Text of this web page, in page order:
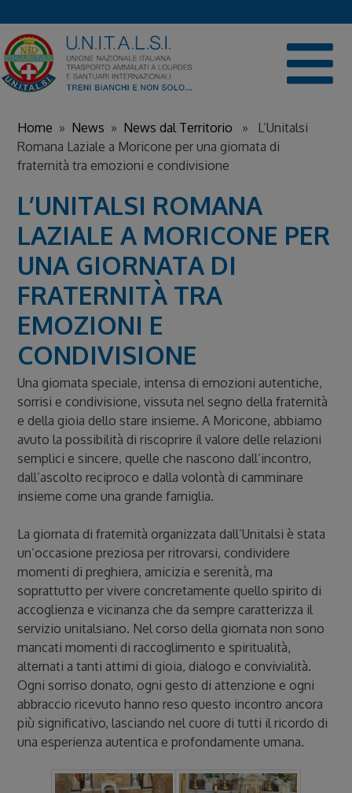
to
content
Home » News » News dal Territorio » L’Unitalsi
Romana Laziale a Moricone per una giornata di
fraternità tra emozioni e condivisione
L’UNITALSI ROMANA
LAZIALE A MORICONE PER
UNA GIORNATA DI
FRATERNITÀ TRA
EMOZIONI E
CONDIVISIONE
Una giornata speciale, intensa di emozioni autentiche,
sorrisi e condivisione, vissuta nel segno della fraternità
e della gioia dello stare insieme. A Moricone, abbiamo
avuto la possibilità di riscoprire il valore delle relazioni
semplici e sincere, quelle che nascono dall’incontro,
dall’ascolto reciproco e dalla volontà di camminare
insieme come una grande famiglia.
La giornata di fraternità organizzata dall’Unitalsiè stata
un’occasione preziosa per ritrovarsi, condividere
momenti di preghiera, amicizia e serenità, ma
soprattutto per vivere concretamente quello spirito di
accoglienza e vicinanza che da sempre caratterizza il
servizio unitalsiano. Nel corso della giornata non sono
mancati momenti di raccoglimento e spiritualità,
alternati a tanti attimi di gioia, dialogo e convivialità.
Ogni sorriso donato, ogni gesto di attenzione e ogni
abbraccio ricevuto hanno reso questo incontro ancora
più significativo, lasciando nel cuore di tutti il ricordo di
una esperienza autentica e profondamente umana.